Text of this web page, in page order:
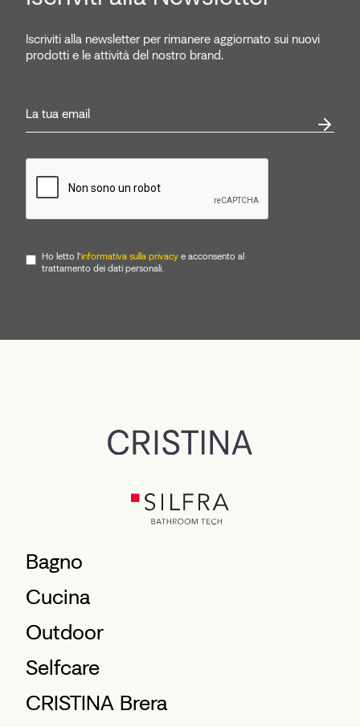
Iscriviti alla newsletter per rimanere aggiornato sui nuovi
prodotti e le attività del nostro brand.
Ho letto l'informativa sulla privacy e acconsento al
trattamento dei dati personali.
Bagno
Cucina
Outdoor
Selfcare
CRISTINA Brera